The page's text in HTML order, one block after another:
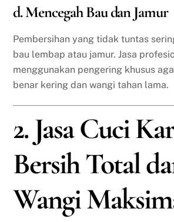
d. Mencegah Bau dan Jamur
Pembersihan yang tidak tuntas
bau lembap atau jamur. Jasa
menggunakan pengering khusus
benar kering dan wangi tahan lama.
2. Jasa Cuci
Bersih Total
Wangi